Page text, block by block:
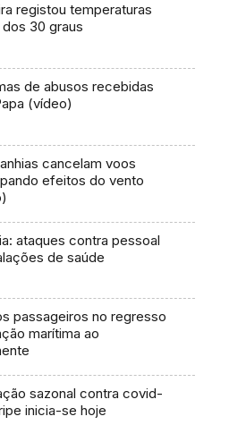
registou temperaturas
30 graus
de abusos recebidas
(vídeo)
cancelam voos
efeitos do vento
ataques contra pessoal
de saúde
passageiros no regresso
marítima ao
sazonal contra covid-
inicia-se hoje